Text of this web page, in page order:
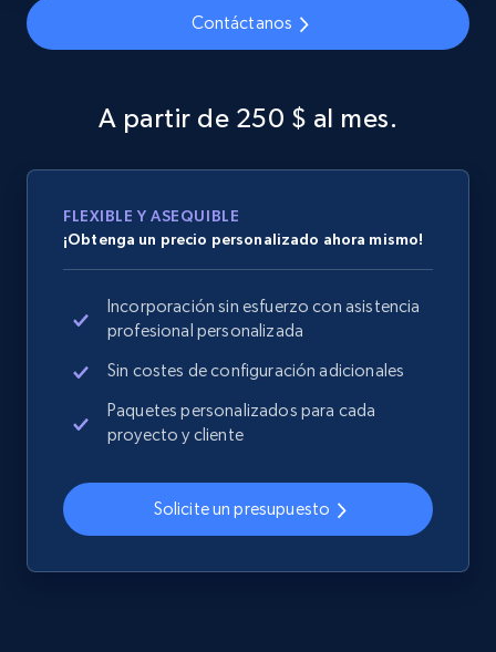
specified URL
Sku, Product id, Product name, Manufacturer,
Home Depot US - Discover products by
URL, Domain, Country code, Model number,
and more.
2.1K+ 355+ Comenzar ahora
Contáctanos
A partir de 250 $ al mes.
FLEXIBLE Y ASEQUIBLE
¡Obtenga un precio personalizado ahora mismo!
Incorporación sin esfuerzo con asistencia
profesional personalizada
Sin costes de configuración adicionales
Paquetes personalizados para cada
proyecto y cliente
Solicite un presupuesto